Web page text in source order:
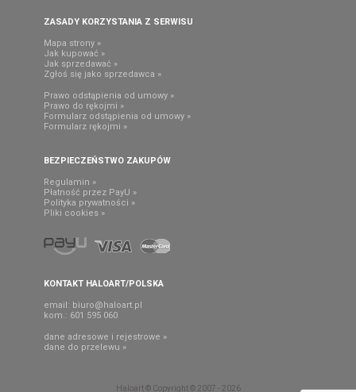
ZASADY KORZYSTANIA Z SERWISU
Mapa strony »
Jak kupować »
Jak sprzedawać »
Zgłoś się jako sprzedawca »
Prawo odstąpienia od umowy »
Prawo do rękojmi »
Formularz odstąpienia od umowy »
Formularz rękojmi »
BEZPIECZEŃSTWO ZAKUPÓW
Regulamin »
Płatność przez PayU »
Polityka prywatności »
Pliki cookies »
KONTAKT HALOART/POLSKA
email: biuro@haloart.pl
kom.: 601 595 060
dane adresowe i rejestrowe »
dane do przelewu »
Haloart © Copyright © 2007 - 2026